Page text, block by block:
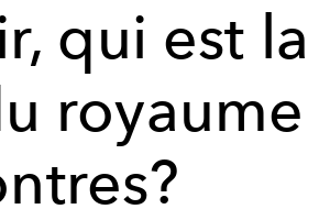
qui est la
royaume